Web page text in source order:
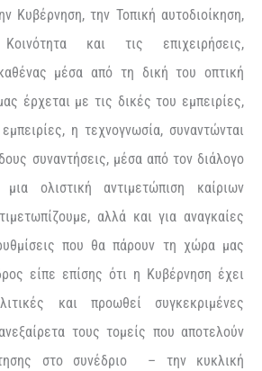
Κυβέρνηση, την Τοπική αυτοδιοίκηση,
και τις επιχειρήσεις,
μέσα από τη δική του οπτική
έρχεται με τις δικές του εμπειρίες,
η τεχνογνωσία, συναντώνται
συναντήσεις, μέσα από τον διάλογο
ολιστική αντιμετώπιση καίριων
αλλά και για αναγκαίες
που θα πάρουν τη χώρα μας
είπε επίσης ότι η Κυβέρνηση έχει
και προωθεί συγκεκριμένες
τους τομείς που αποτελούν
στο συνέδριο – την κυκλική